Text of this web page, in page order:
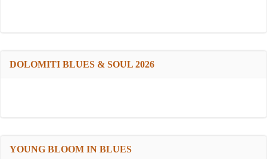
DOLOMITI BLUES & SOUL 2026
YOUNG BLOOM IN BLUES